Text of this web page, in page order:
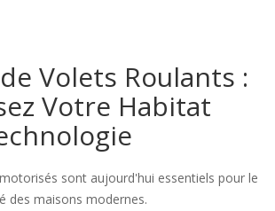
Volets Roulants :
Votre Habitat
sont aujourd'hui essentiels pour le
des maisons modernes.